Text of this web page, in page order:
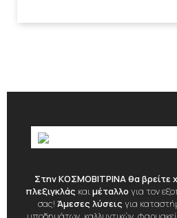
Στην ΚΟΣΜΟΒΙΤΡΙΝΑ θα βρείτε
πλεξιγκλάς καιμέταλλο για τον
σας! Άμεσες λύσεις για